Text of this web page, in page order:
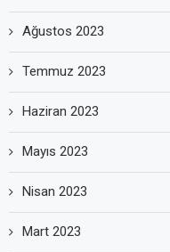
Ağustos 2023
Temmuz 2023
Haziran 2023
Mayıs 2023
Nisan 2023
Mart 2023